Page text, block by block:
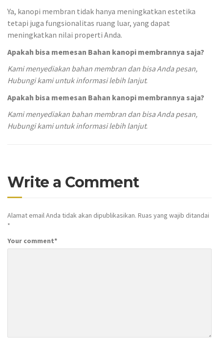
Ya, kanopi membran tidak hanya meningkatkan estetika
tetapi juga fungsionalitas ruang luar, yang dapat
meningkatkan nilai properti Anda.
Apakah bisa memesan Bahan kanopi membrannya saja?
Kami menyediakan bahan membran dan bisa Anda pesan,
Hubungi kami untuk informasi lebih lanjut.
Apakah bisa memesan Bahan kanopi membrannya saja?
Kami menyediakan bahan membran dan bisa Anda pesan,
Hubungi kami untuk informasi lebih lanjut.
Write a Comment
Alamat email Anda tidak akan dipublikasikan. Ruas yang wajib ditandai
*
Your comment*